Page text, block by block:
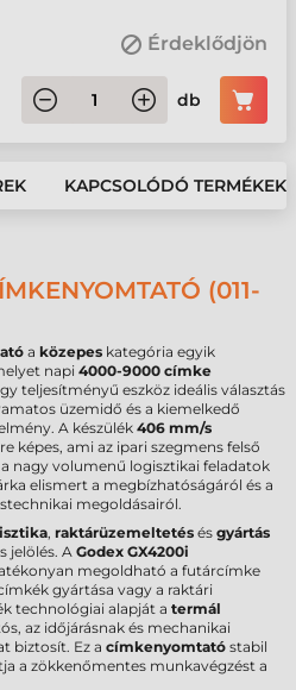
Érdeklődjön
db
KAPCSOLÓDÓ TERMÉKEK
(011-
a közepes kategória egyik
napi 4000-9000 címke
teljesítményű eszköz ideális választás
üzemidő és a kiemelkedő
A készülék 406 mm/s
képes, ami az ipari szegmens felső
nagy volumenű logisztikai feladatok
elismert a megbízhatóságáról és a
megoldásairól.
, raktárüzemeltetés és gyártás
jelölés. A Godex GX4200i
megoldható a futárcímke
gyártása vagy a raktári
technológiai alapját a termál
az időjárásnak és mechanikai
biztosít. Ez a címkenyomtató stabil
a zökkenőmentes munkavégzést a